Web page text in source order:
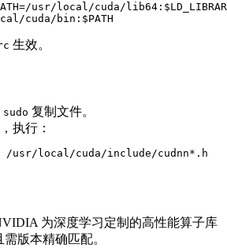
usr/local/cuda/
cuda/bin:$PATH
生效。
sudo 复制文件。
执行：
/usr/local/cuda/include/cudnn*.h
为深度学习定制的​​高性能算子库​​
需版本精确匹配。